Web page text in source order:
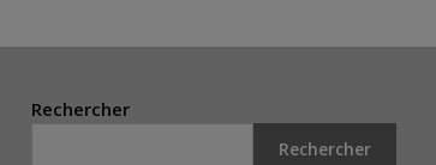
Rechercher
Rechercher